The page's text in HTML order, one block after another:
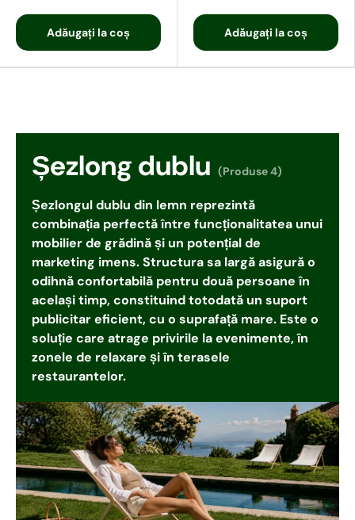
Adăugați la coș Adăugați la coș
Șezlong dublu (Produse 4)
Șezlongul dublu din lemn reprezintă
combinația perfectă între funcționalitatea unui
mobilier de grădină și un potențial de
marketing imens. Structura sa largă asigură o
odihnă confortabilă pentru două persoane în
același timp, constituind totodată un suport
publicitar eficient, cu o suprafață mare. Este o
soluție care atrage privirile la evenimente, în
zonele de relaxare și în terasele
restaurantelor.